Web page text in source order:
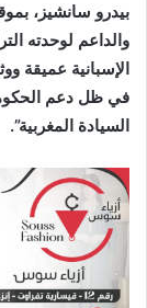
بيدرو سانشيز،
والداعم لوحدته
الإسبانية عميقة
في ظل دعم
السيادة المغربية”.